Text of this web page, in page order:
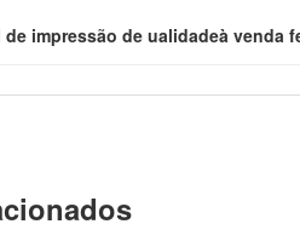
de impressão de ualidadeà venda